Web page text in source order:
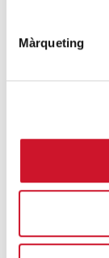
Màrqueting